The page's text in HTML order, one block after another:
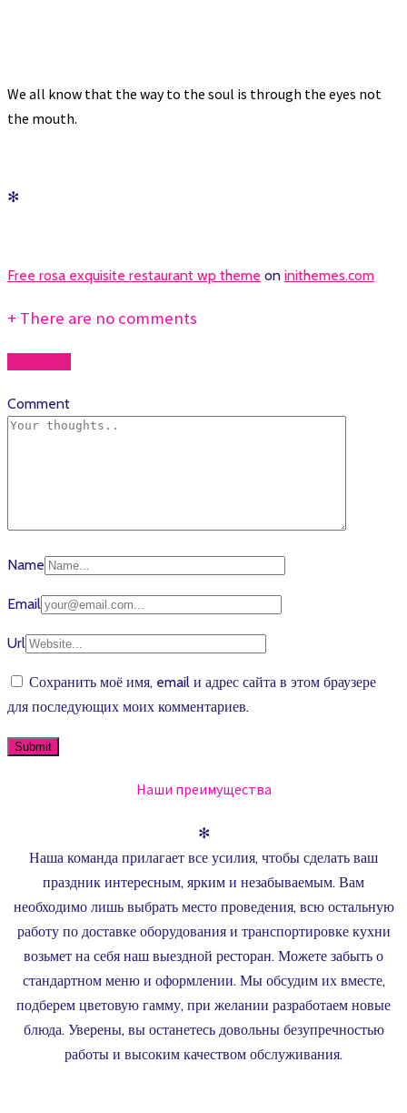
We all know that the way to the soul is through the eyes not
the mouth.
✻
Free rosa exquisite restaurant wp theme on inithemes.com
+ There are no comments
Comment
Name
Email
Url
Сохранить моё имя, email и адрес сайта в этом браузере
для последующих моих комментариев.
Наши преимущества
✻
Наша команда прилагает все усилия, чтобы сделать ваш
праздник интересным, ярким и незабываемым. Вам
необходимо лишь выбрать место проведения, всю остальную
работу по доставке оборудования и транспортировке кухни
возьмет на себя наш выездной ресторан. Можете забыть о
стандартном меню и оформлении. Мы обсудим их вместе,
подберем цветовую гамму, при желании разработаем новые
блюда. Уверены, вы останетесь довольны безупречностью
работы и высоким качеством обслуживания.